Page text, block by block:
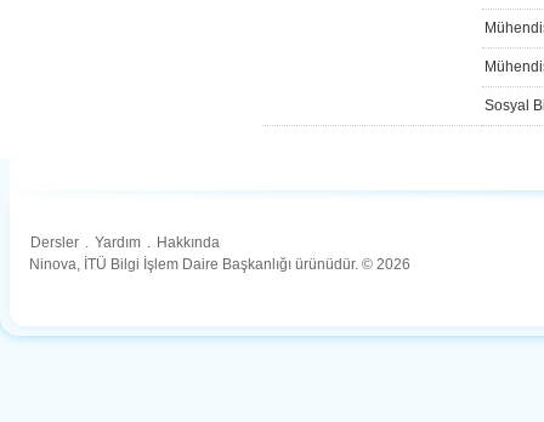
Sosyal
Dersler . Yardım . Hakkında
Ninova, İTÜ Bilgi İşlem Daire Başkanlığı ürünüdür. © 2026